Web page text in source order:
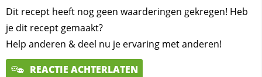
Dit recept heeft nog geen waarderingen gekregen! Heb
je dit recept gemaakt?
Help anderen & deel nu je ervaring met anderen!
REACTIE ACHTERLATEN